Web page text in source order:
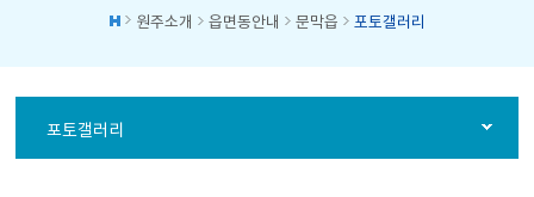
원주소개 읍면동안내 문막읍 포토갤러리
포토갤러리